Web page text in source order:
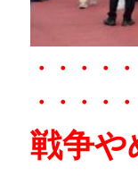
・・・・
・・・・
戦争や